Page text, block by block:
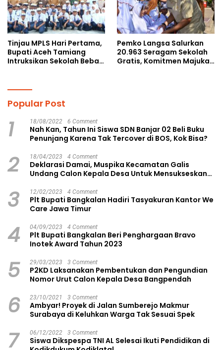
Tinjau MPLS Hari Pertama,
Bupati Aceh Tamiang
Intruksikan Sekolah Bebas
Pemko Langsa Salurkan
20.963 Seragam Sekolah
Gratis, Komitmen Majukan
Popular Post
1 18/08/2022 6 Comment
Nah Kan, Tahun Ini Siswa SDN Banjar 02 Beli Buku
Penunjang Karena Tak Tercover di BOS, Kok Bisa?
2 18/04/2023 4 Comment
Deklarasi Damai, Muspika Kecamatan Galis
Undang Calon Kepala Desa Untuk Mensukseskan
3 12/02/2023 4 Comment
Plt Bupati Bangkalan Hadiri Tasyakuran Kantor We
Care Jawa Timur
4 04/09/2023 4 Comment
Plt Bupati Bangkalan Beri Penghargaan Bravo
Inotek Award Tahun 2023
5 29/03/2023 3 Comment
P2KD Laksanakan Pembentukan dan Pengundian
Nomor Urut Calon Kepala Desa Bangpendah
6 23/10/2021 3 Comment
Ambyar! Proyek di Jalan Sumberejo Makmur
Surabaya di Keluhkan Warga Tak Sesuai Spek
7 06/12/2022 3 Comment
Siswa Dikspespa TNI AL Selesai Ikuti Pendidikan di